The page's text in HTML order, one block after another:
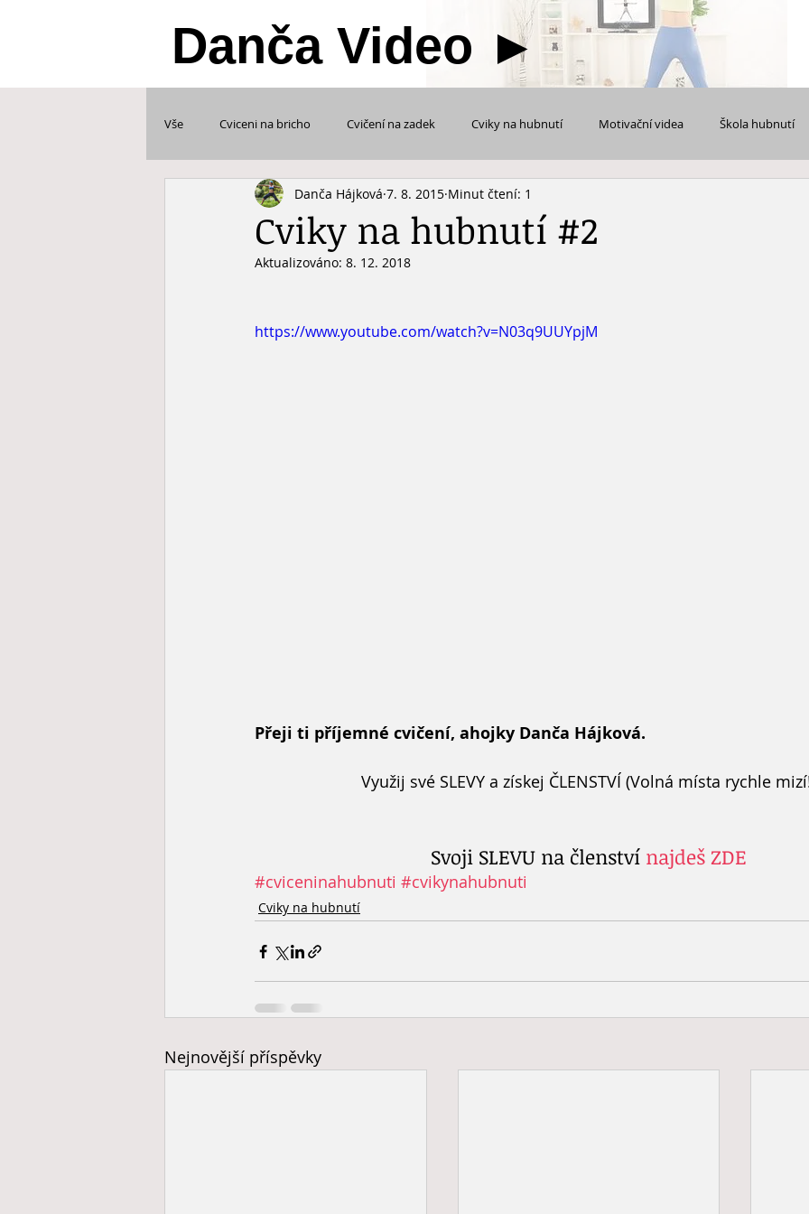
Danča Video ►
Vše Cviceni na bricho Cvičení na zadek Cviky na hubnutí Motivační videa Škola hubnutí
Tabata cvičení Zdravotni cviceni Cvičení na ruce + prsa
Chci ti představit Soukromá videa
Cviky na hubnutí #2
Danča Hájková 7. 8. 2015 Minut čtení: 1
Aktualizováno: 8. 12. 2018
https://www.youtube.com/watch?v=N03q9UUYpjM
Přeji ti příjemné cvičení, ahojky Danča Hájková.
Využij své SLEVY a získej ČLENSTVÍ (Volná místa rychle
Svoji SLEVU na členství najdeš ZDE
#cviceninahubnuti #cvikynahubnuti
Cviky na hubnutí
Nejnovější příspěvky